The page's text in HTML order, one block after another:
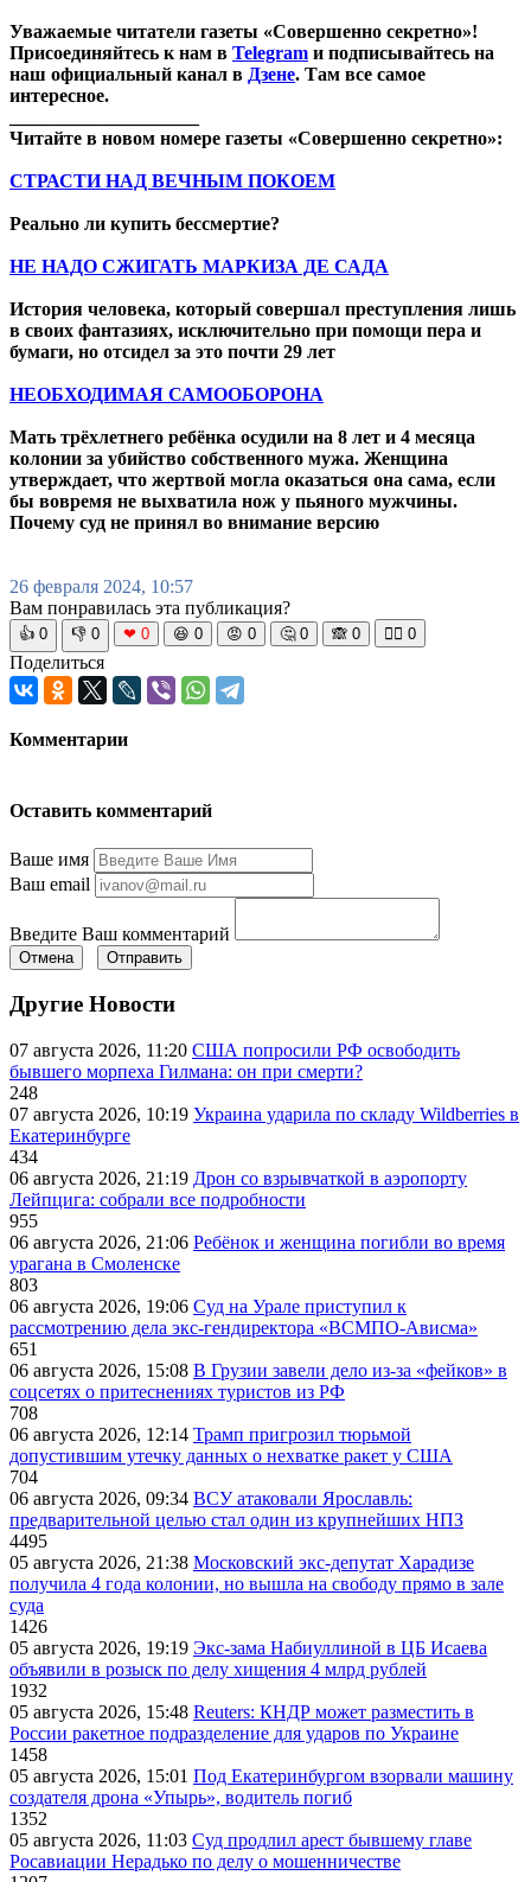
Уважаемые читатели газеты «Совершенно секретно»!
Присоединяйтесь к нам в Telegram и подписывайтесь на
наш официальный канал в Дзене. Там все самое
интересное.
Читайте в новом номере газеты «Совершенно секретно»:
СТРАСТИ НАД ВЕЧНЫМ ПОКОЕМ
Реально ли купить бессмертие?
НЕ НАДО СЖИГАТЬ МАРКИЗА ДЕ САДА
История человека, который совершал преступления лишь
в своих фантазиях, исключительно при помощи пера и
бумаги, но отсидел за это почти 29 лет
НЕОБХОДИМАЯ САМООБОРОНА
Мать трёхлетнего ребёнка осудили на 8 лет и 4 месяца
колонии за убийство собственного мужа. Женщина
утверждает, что жертвой могла оказаться она сама, если
бы вовремя не выхватила нож у пьяного мужчины.
Почему суд не принял во внимание версию
26 февраля 2024, 10:57
Вам понравилась эта публикация?
👍 0 👎 0 ❤ 0 😆 0 😡 0 🤔 0 🙈 0 🧘‍♀️ 0
Поделиться
Комментарии
Оставить комментарий
Ваше имя
Ваш email
Введите Ваш комментарий
Отмена Отправить
Другие Новости
07 августа 2026, 11:20 США попросили РФ освободить
бывшего морпеха Гилмана: он при смерти?
248
07 августа 2026, 10:19 Украина ударила по складу Wildberries в
Екатеринбурге
434
06 августа 2026, 21:19 Дрон со взрывчаткой в аэропорту
Лейпцига: собрали все подробности
955
06 августа 2026, 21:06 Ребёнок и женщина погибли во время
урагана в Смоленске
803
06 августа 2026, 19:06 Суд на Урале приступил к
рассмотрению дела экс-гендиректора «ВСМПО-Ависма»
651
06 августа 2026, 15:08 В Грузии завели дело из-за «фейков» в
соцсетях о притеснениях туристов из РФ
708
06 августа 2026, 12:14 Трамп пригрозил тюрьмой
допустившим утечку данных о нехватке ракет у США
704
06 августа 2026, 09:34 ВСУ атаковали Ярославль:
предварительной целью стал один из крупнейших НПЗ
4495
05 августа 2026, 21:38 Московский экс-депутат Харадизе
получила 4 года колонии, но вышла на свободу прямо в зале
суда
1426
05 августа 2026, 19:19 Экс-зама Набиуллиной в ЦБ Исаева
объявили в розыск по делу хищения 4 млрд рублей
1932
05 августа 2026, 15:48 Reuters: КНДР может разместить в
России ракетное подразделение для ударов по Украине
1458
05 августа 2026, 15:01 Под Екатеринбургом взорвали машину
создателя дрона «Упырь», водитель погиб
1352
05 августа 2026, 11:03 Суд продлил арест бывшему главе
Росавиации Нерадько по делу о мошенничестве